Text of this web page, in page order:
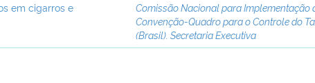
em cigarros e
Comissão Nacional para Implementação
Convenção-Quadro para o Controle do
(Brasil). Secretaria Executiva